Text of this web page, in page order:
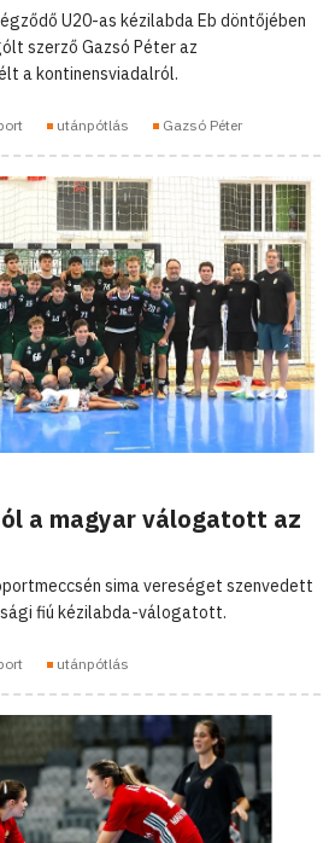
U20-as kézilabda Eb döntőjében
szerző Gazsó Péter az
a kontinensviadalról.
utánpótlás Gazsó Péter
a magyar válogatott az
sima vereséget szenvedett
fiú kézilabda-válogatott.
utánpótlás